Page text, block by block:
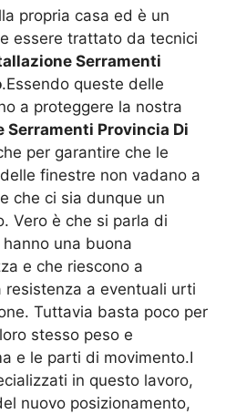
propria casa ed è un
essere trattato da tecnici
Serramenti
.Essendo queste delle
a proteggere la nostra
Serramenti Provincia Di
per garantire che le
finestre non vadano a
che ci sia dunque un
Vero è che si parla di
una buona
e che riescono a
resistenza a eventuali urti
Tuttavia basta poco per
stesso peso e
e le parti di movimento.I
in questo lavoro,
nuovo posizionamento,